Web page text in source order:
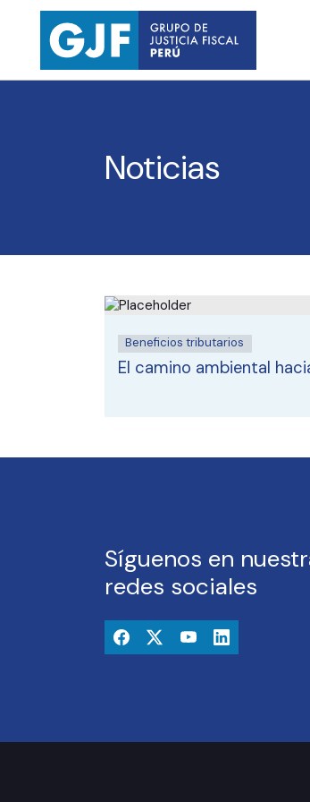
Noticias
Beneficios tributarios
El camino ambiental
Síguenos en
redes sociales